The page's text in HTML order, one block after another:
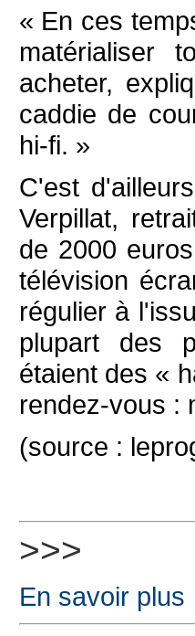
« En ces
matérialiser
acheter,
caddie de
hi-fi. »
C'est
Verpillat,
de 2000
télévision
régulier à
plupart des
étaient des «
rendez-vous :
(source :
>>>
En savoir plus